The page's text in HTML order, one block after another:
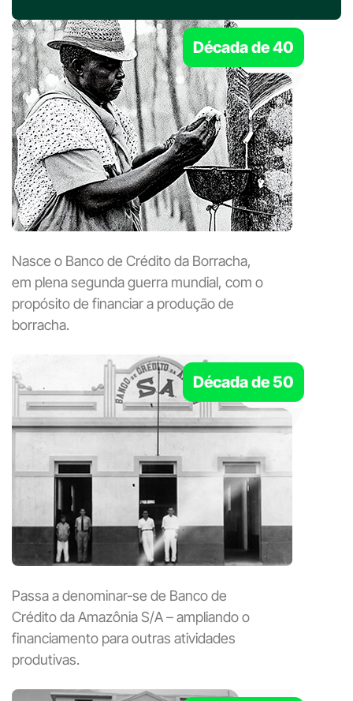
Década de 40
Nasce o Banco de Crédito da Borracha,
em plena segunda guerra mundial, com o
propósito de financiar a produção de
borracha.
Década de 50
Passa a denominar-se de Banco de
Crédito da Amazônia S/A – ampliando o
financiamento para outras atividades
produtivas.